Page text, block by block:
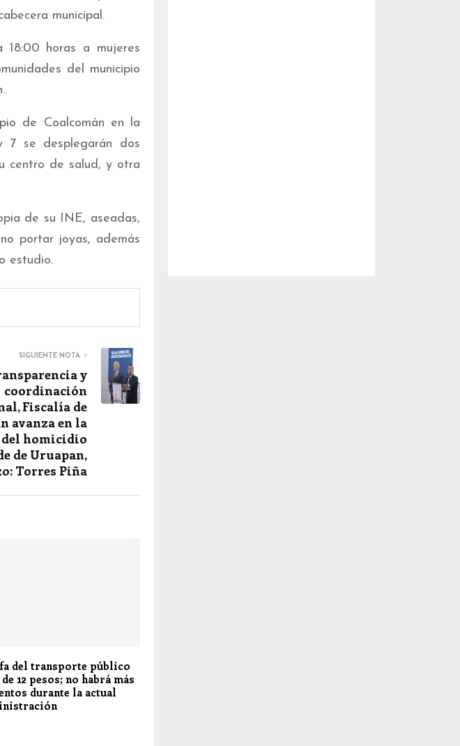
municipal.
horas a mujeres
del municipio
de Coalcomán en la
se desplegarán dos
centro de salud, y otra
de su INE, aseadas,
portar joyas, además
estudio.
SIGUIENTE NOTA
y
coordinación
Fiscalía de
avanza en la
homicidio
de Uruapan,
Torres Piña
del transporte público
12 pesos; no habrá más
durante la actual